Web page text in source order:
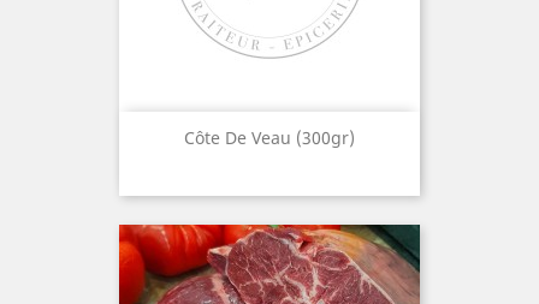
Côte De Veau (300gr)